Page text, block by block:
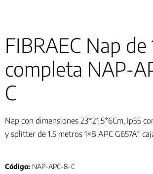
FIBRAEC Nap de
completa NAP-
C
Nap con dimensiones 23*21.5*6Cm, Ip55
y splitter de 1.5 metros 1×8 APC G657A1
Código: NAP-APC-8-C